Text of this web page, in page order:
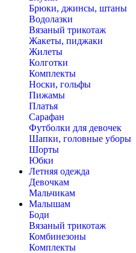
Брюки, джинсы, штаны
Водолазки
Вязаный трикотаж
Жакеты, пиджаки
Жилеты
Колготки
Комплекты
Носки, гольфы
Пижамы
Платья
Сарафан
Футболки для девочек
Шапки, головные уборы
Шорты
Юбки
Летняя одежда
Девочкам
Мальчикам
Малышам
Боди
Вязаный трикотаж
Комбинезоны
Комплекты